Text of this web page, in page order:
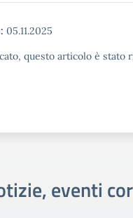
05.11.2025
questo articolo è
eventi